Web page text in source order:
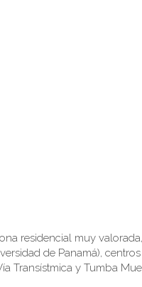
residencial muy
de Panamá),
Transístmica y Tumba